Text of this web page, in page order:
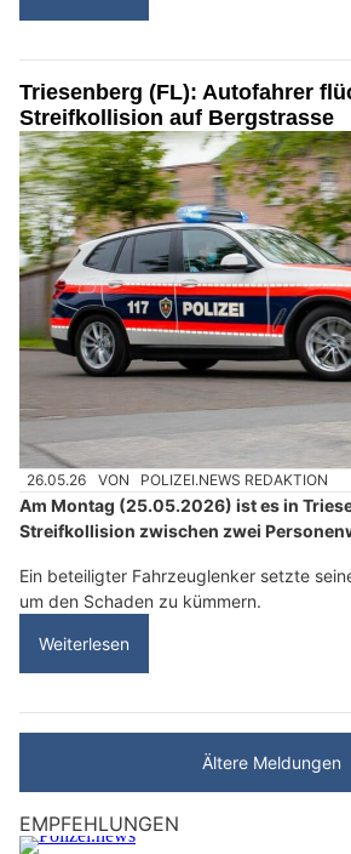
Triesenberg (FL): Autofahrer
Streifkollision auf Bergstrasse
26.05.26 VON POLIZEI.NEWS REDAKTION
Am Montag (25.05.2026) ist es in
Streifkollision zwischen zwei
Ein beteiligter Fahrzeuglenker setzte
um den Schaden zu kümmern.
Weiterlesen
Ältere Meldungen
EMPFEHLUNGEN